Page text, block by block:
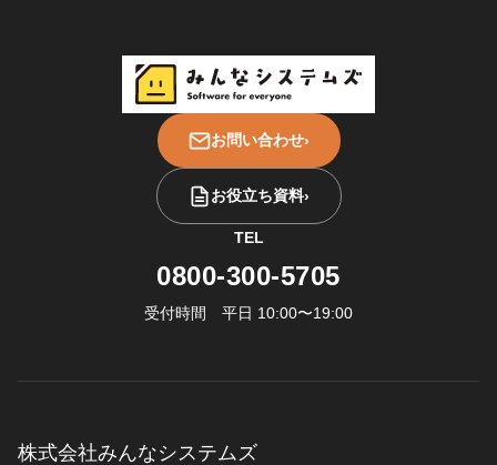
お問い合わせ›
お役立ち資料›
TEL
0800-300-5705
受付時間 平日 10:00〜19:00
株式会社みんなシステムズ